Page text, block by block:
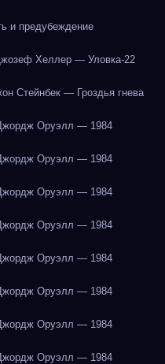
и предубеждение
Хеллер — Уловка-22
Стейнбек — Гроздья гнева
Оруэлл — 1984
Оруэлл — 1984
Оруэлл — 1984
Оруэлл — 1984
Оруэлл — 1984
Оруэлл — 1984
Оруэлл — 1984
Оруэлл — 1984